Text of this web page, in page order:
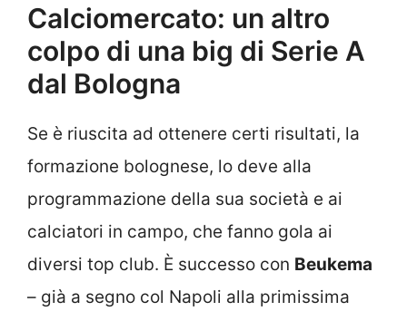
Calciomercato: un altro
colpo di una big di Serie A
dal Bologna
Se è riuscita ad ottenere certi risultati, la
formazione bolognese, lo deve alla
programmazione della sua società e ai
calciatori in campo, che fanno gola ai
diversi top club. È successo con Beukema
– già a segno col Napoli alla primissima